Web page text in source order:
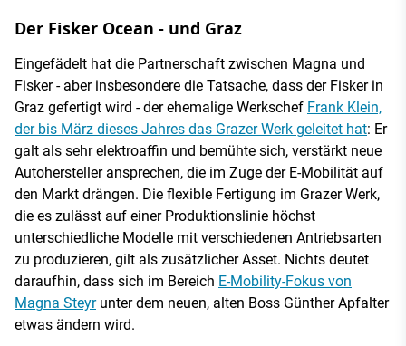
Der Fisker Ocean - und Graz
Eingefädelt hat die Partnerschaft zwischen Magna und
Fisker - aber insbesondere die Tatsache, dass der Fisker in
Graz gefertigt wird - der ehemalige Werkschef Frank Klein,
der bis März dieses Jahres das Grazer Werk geleitet hat: Er
galt als sehr elektroaffin und bemühte sich, verstärkt neue
Autohersteller ansprechen, die im Zuge der E-Mobilität auf
den Markt drängen. Die flexible Fertigung im Grazer Werk,
die es zulässt auf einer Produktionslinie höchst
unterschiedliche Modelle mit verschiedenen Antriebsarten
zu produzieren, gilt als zusätzlicher Asset. Nichts deutet
daraufhin, dass sich im Bereich E-Mobility-Fokus von
Magna Steyrunter dem neuen, alten Boss Günther Apfalter
etwas ändern wird.